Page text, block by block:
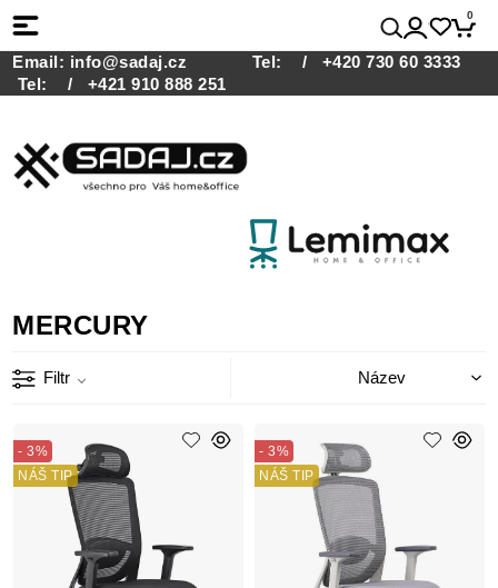
0
Email: info@sadaj.cz Tel:
/ +420 730 60 3333
Tel:
/ +421 910 888 251
MERCURY
Filtr
- 3%
NÁŠ TIP
- 3%
NÁŠ TIP